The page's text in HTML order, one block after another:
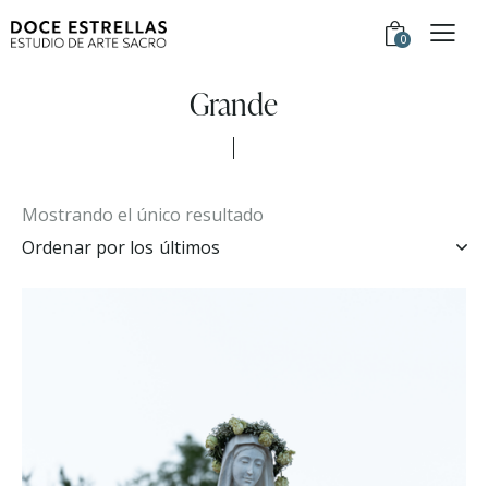
0
Grande
Mostrando el único resultado